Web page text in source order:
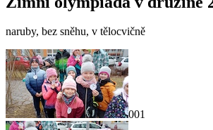
naruby, bez sněhu, v tělocvičně
001